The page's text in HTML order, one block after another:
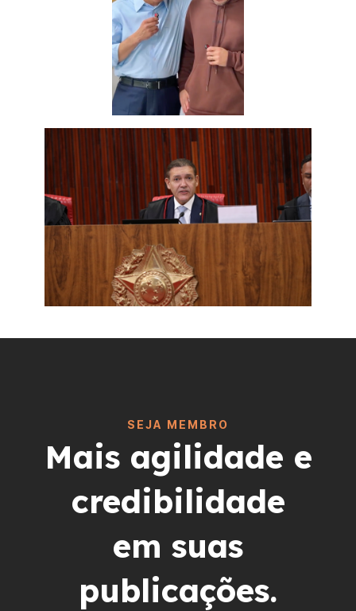
SEJA MEMBRO
Mais agilidade e
credibilidade
em suas
publicações.